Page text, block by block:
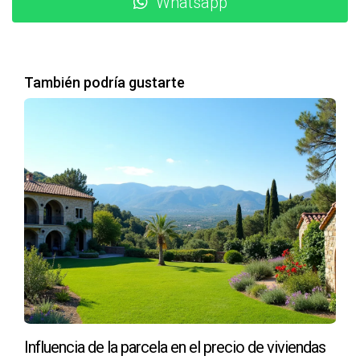
considera estas mejoras como una inversión.
¿Cómo puedo saber si estoy pidiendo un precio
plataformas online que ofrecen estimaciones basadas en
propiedades similares vendidas recientemente.
¿Qué documentos necesito para vender mi
casa?
Necesitarás el título de propiedad, documentos sobre las
mejoras realizadas y cualquier otra información relevante
sobre el estado de la casa.
También podría gustarte
Influencia de la parcela en el precio de viviendas